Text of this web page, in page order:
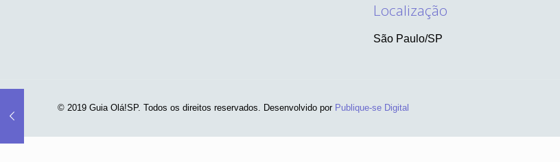
Localização
São Paulo/SP
© 2019 Guia Olá!SP. Todos os direitos reservados. Desenvolvido por Publique-se Digital